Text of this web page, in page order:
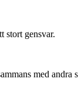
stort gensvar.
med andra